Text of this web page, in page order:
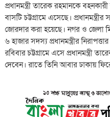
প্রধানমন্ত্রী তারেক রহমানকে
বাসটি চট্টগ্রামে এসেছে।
জোরদার করা হয়েছে। নগর ও জেলা
৬ হাজার সদস্য প্রধানমন্ত্রীর
রবিবার চট্টগ্রামে এসে প্রধানমন্ত্রী
দেবেন। রাতে তিনি আবার ঢাকায়